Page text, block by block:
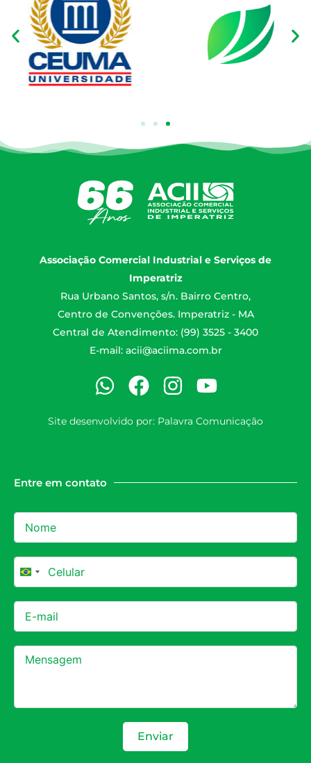
Associação Comercial Industrial e Serviços de
Imperatriz
Rua Urbano Santos, s/n. Bairro Centro,
Centro de Convenções. Imperatriz - MA
Central de Atendimento: (99) 3525 - 3400
E-mail: acii@aciima.com.br
Site desenvolvido por: Palavra Comunicação
Entre em contato
Brazil +55
Enviar